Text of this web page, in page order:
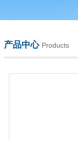
产品中心 Products